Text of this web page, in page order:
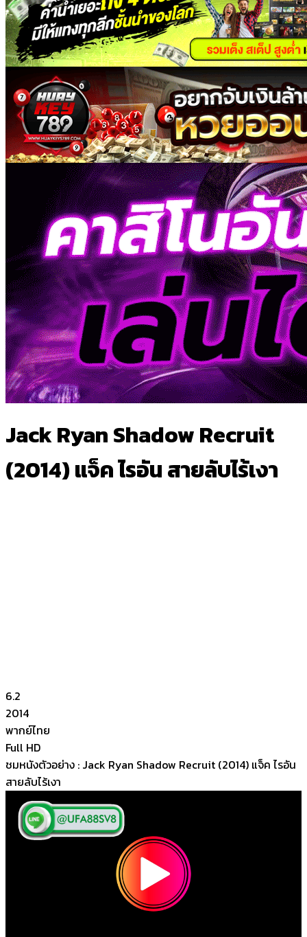
Jack Ryan Shadow Recruit
(2014) แจ็ค ไรอัน สายลับไร้เงา
6.2
2014
พากย์ไทย
Full HD
ชมหนังตัวอย่าง : Jack Ryan Shadow Recruit (2014) แจ็ค ไรอัน
สายลับไร้เงา